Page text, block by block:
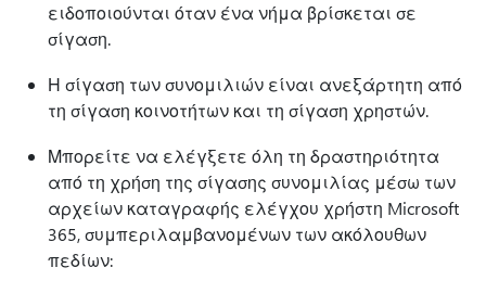
ειδοποιούνται όταν ένα νήμα βρίσκεται σε
σίγαση.
Η σίγαση των συνομιλιών είναι ανεξάρτητη από
τη σίγαση κοινοτήτων και τη σίγαση χρηστών.
Μπορείτε να ελέγξετε όλη τη δραστηριότητα
από τη χρήση της σίγασης συνομιλίας μέσω των
αρχείων καταγραφής ελέγχου χρήστη Microsoft
365, συμπεριλαμβανομένων των ακόλουθων
πεδίων: